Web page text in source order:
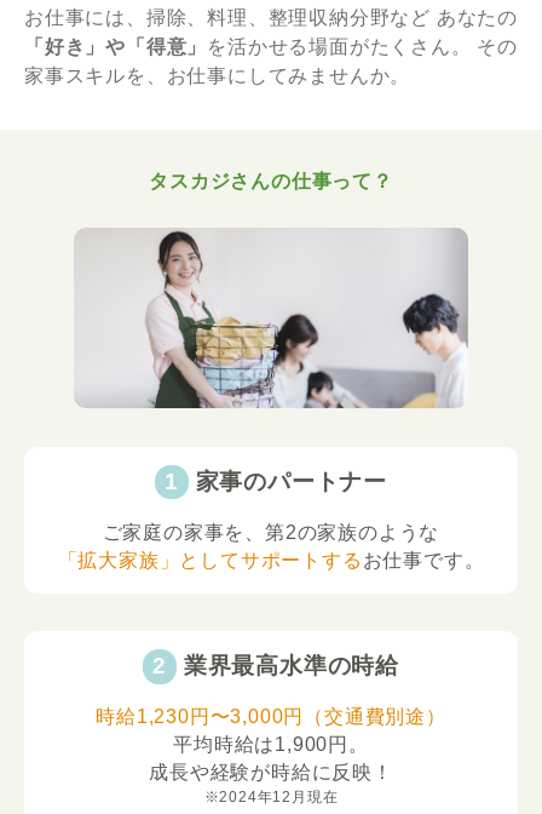
お仕事には、掃除、料理、整理収納分野など あなたの
「好き」や「得意」
を活かせる場面がたくさん。
その
家事スキルを、お仕事にしてみませんか。
タスカジさんの仕事って？
家事のパートナー
ご家庭の家事を、第2の家族のような
「拡大家族」としてサポートする お仕事です。
業界最高水準の時給
時給1,230円〜3,000円（交通費別途）
平均時給は1,900円。
成長や経験が時給に反映！
※2024年12月現在